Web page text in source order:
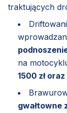
traktujących
na
1500 zł
gwałtowne